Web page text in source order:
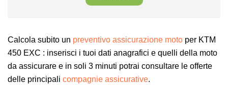
Calcola subito un preventivo assicurazione moto per KTM
450 EXC : inserisci i tuoi dati anagrafici e quelli della moto
da assicurare e in soli 3 minuti potrai consultare le offerte
delle principali compagnie assicurative.